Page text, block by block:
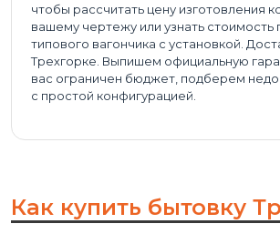
чтобы рассчитать цену изготовления
вашему чертежу или узнать стоимость
типового вагончика с установкой.
Трехгорке. Выпишем официальную
вас ограничен бюджет, подберем
с простой конфигурацией.
Как купить бытовку